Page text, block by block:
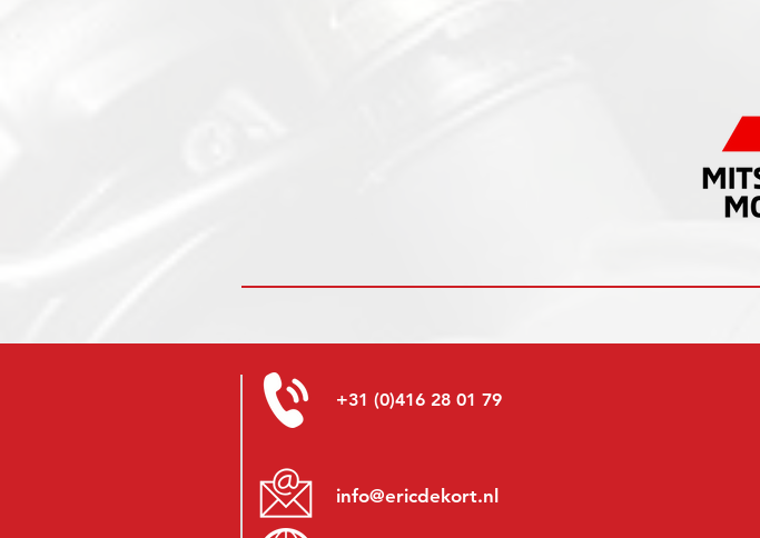
+31 (0)416 28 01 79
info@ericdekort.nl